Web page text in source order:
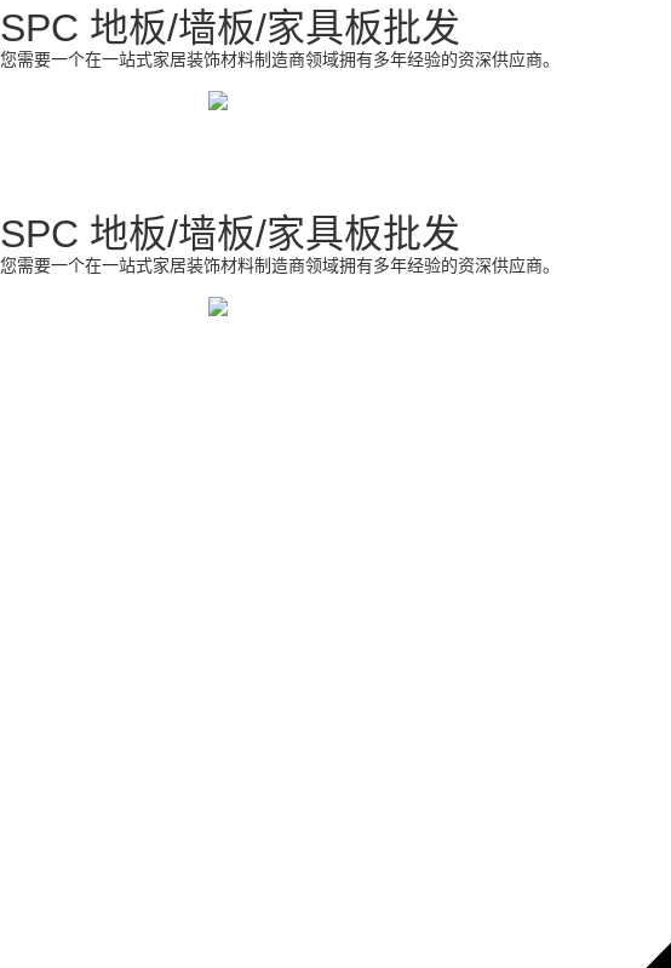
SPC 地板/墙板/家具板批发
您需要一个在一站式家居装饰材料制造商领域拥有多年经验的资深供应商。
SPC 地板/墙板/家具板批发
您需要一个在一站式家居装饰材料制造商领域拥有多年经验的资深供应商。